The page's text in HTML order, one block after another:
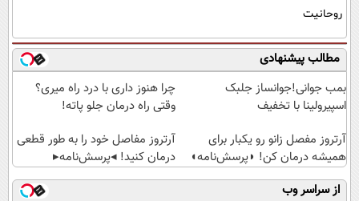
روحانیت
مطالب پیشنهادی
بمب جوانی!جوانساز جلبک
اسپیرولینا با تخفیف
چرا هنوز داری با درد راه میری؟
وقتی راه درمان جلو پاته!
آرتروز مفصل زانو رو یکبار برای
همیشه درمان کن! ◗پرسش‌نامه◖
آرتروز مفاصل خود را به طور قطعی
درمان کنید! ◂پرسش‌نامه▸
از سراسر وب